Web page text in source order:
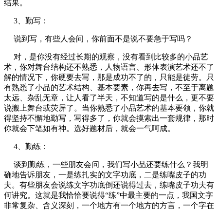
结果。
3、勤写：
说到写，有些人会问，你前面不是说不要急于写吗？
对，是你没有经过长期的观察，没有看到比较多的小品艺
术，你对舞台结构还不熟悉，人物语言、形体表演艺术还不了
解的情况下，你硬要去写，那是成功不了的，只能是徒劳。只
有熟悉了小品的艺术结构、基本要素，你再去写，不至于离题
太远、杂乱无章，让人看了半天，不知道写的是什么，更不要
说搬上舞台或荧屏了。当你熟悉了小品艺术的基本要领，你就
得坚持不懈地勤写，写得多了，你就会摸索出一套规律，那时
你就会下笔如有神。选好题材后，就会一气呵成。
4、勤练：
谈到勤练，一些朋友会问，我们写小品还要练什么？我明
确地告诉朋友，一是练扎实的文字功底，二是练嘴皮子的功
夫。有些朋友会说练文字功底倒还说得过去，练嘴皮子功夫有
何讲究。这就是我恰恰要说得“练”中最主要的一点，我国文字
非常复杂、含义深刻，一个地方有一个地方的方言，一个字在